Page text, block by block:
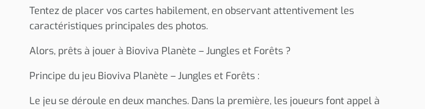
Tentez de placer vos cartes habilement, en observant attentivement les
caractéristiques principales des photos.
Alors, prêts à jouer à Bioviva Planète – Jungles et Forêts ?
Principe du jeu Bioviva Planète – Jungles et Forêts :
Le jeu se déroule en deux manches. Dans la première, les joueurs font appel à